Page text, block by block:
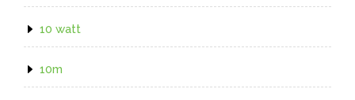
10 watt
10m